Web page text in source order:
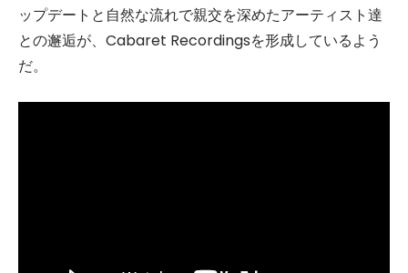
ップデートと自然な流れで親交を深めたアーティスト達
との邂逅が、Cabaret Recordingsを形成しているよう
だ。